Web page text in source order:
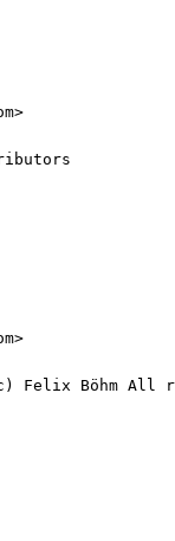
Felix Böhm All